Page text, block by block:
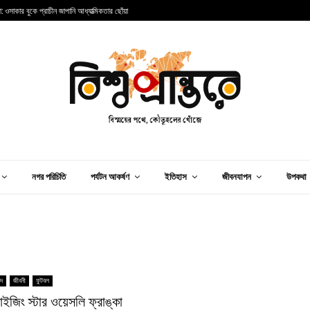
ওসাকার বুকে প্রাচীন জাপানি আধ্যাত্মিকতার ছোঁয়া
নগর পরিচিতি পর্যটন আকর্ষণ ইতিহাস জীবনযাপন উপকথা
জীবনী ফুটবল
স্টার ওয়েসলি ফ্রাঙ্কা